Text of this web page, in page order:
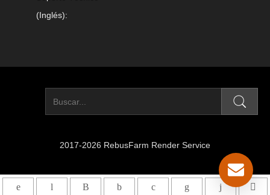
(Inglés):
2017-2026 RebusFarm Render Service